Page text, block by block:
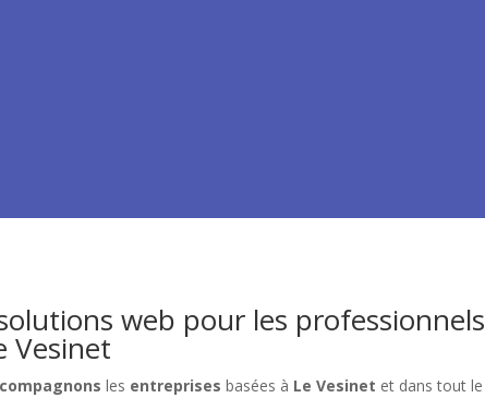
web pour les professionnels
Vesinet
les entreprises basées à Le Vesinet et dans tout le